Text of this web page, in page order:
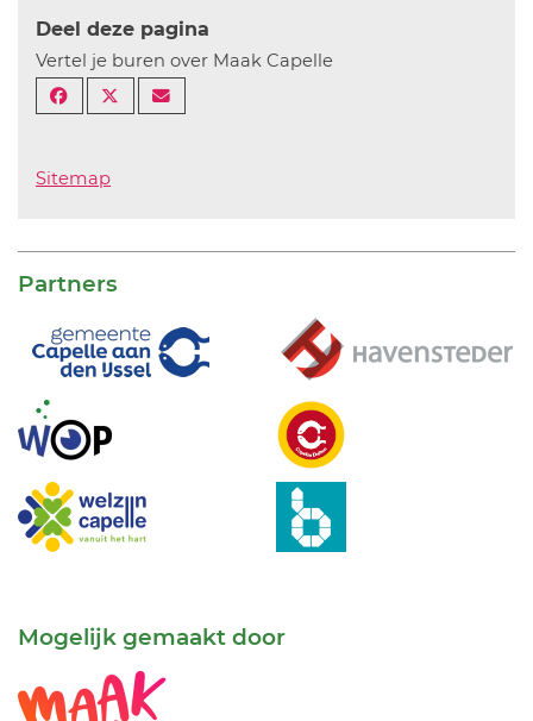
Deel deze pagina
Vertel je buren over Maak Capelle
Sitemap
Partners
Mogelijk gemaakt door